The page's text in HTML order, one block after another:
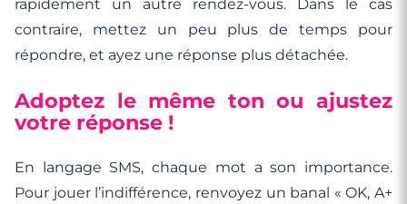
rapidement un autre rendez-vous. Dans le cas
contraire, mettez un peu plus de temps pour
répondre, et ayez une réponse plus détachée.
Adoptez le même ton ou ajustez
votre réponse !
En langage SMS, chaque mot a son importance.
Pour jouer l’indifférence, renvoyez un banal « OK, A+